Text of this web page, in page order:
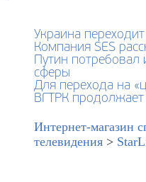
Украина
Компания SES
Путин потребовал
сферы
Для перехода на
ВГТРК продолжает
Интернет-магазин
телевидения >